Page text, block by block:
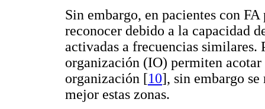
Sin embargo, en pacientes con
reconocer debido a la capacidad
activadas a frecuencias similares.
organización (IO) permiten acotar
organización [10], sin embargo
mejor estas zonas.